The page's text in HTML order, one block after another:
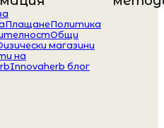
ПлащанеПолитика
Общи
магазини
на
Innovaherb блог